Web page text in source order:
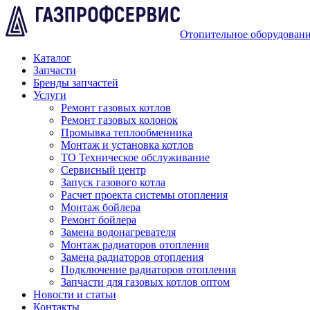
Отопительное
Каталог
Запчасти
Бренды запчастей
Услуги
Ремонт газовых котлов
Ремонт газовых колонок
Промывка теплообменника
Монтаж и установка котлов
ТО Техническое обслуживание
Сервисный центр
Запуск газового котла
Расчет проекта системы отопления
Монтаж бойлера
Ремонт бойлера
Замена водонагревателя
Монтаж радиаторов отопления
Замена радиаторов отопления
Подключение радиаторов отопления
Запчасти для газовых котлов оптом
Новости и статьи
Контакты